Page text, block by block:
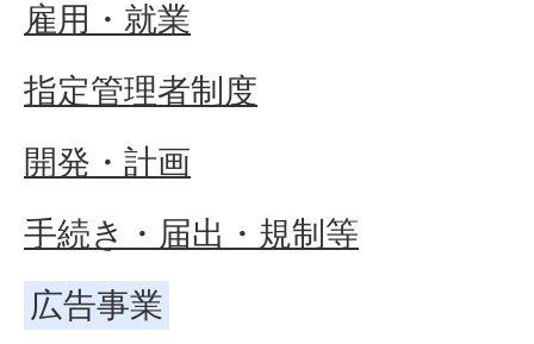
雇用・就業
指定管理者制度
開発・計画
手続き・届出・規制等
広告事業